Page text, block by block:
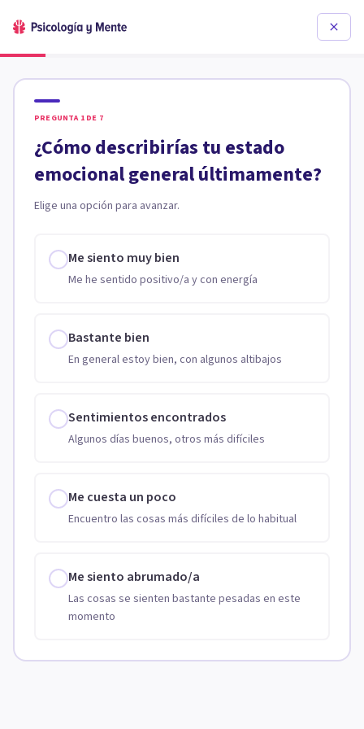
PREGUNTA 1 DE 7
¿Cómo describirías tu estado
emocional general últimamente?
Elige una opción para avanzar.
Me siento muy bien
Me he sentido positivo/a y con energía
Bastante bien
En general estoy bien, con algunos altibajos
Sentimientos encontrados
Algunos días buenos, otros más difíciles
Me cuesta un poco
Encuentro las cosas más difíciles de lo habitual
Me siento abrumado/a
Las cosas se sienten bastante pesadas en este
momento